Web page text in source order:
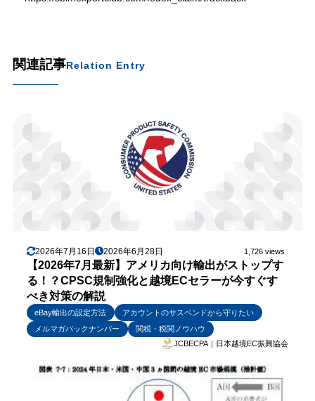
関連記事Relation Entry
2026年7月16日 2026年6月28日 1,726 views
【2026年7月最新】アメリカ向け輸出がストップす
る！？CPSC規制強化と越境ECセラーが今すぐす
べき対策の解説
eBay輸出の設定方法
アカウントのサスペンドから守りたい
メルマガバックナンバー
関税・税関ノウハウ
JCBECPA｜日本越境EC振興協会